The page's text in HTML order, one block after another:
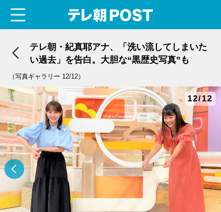
テレ朝・紀真耶アナ、「洗い流してしまいた
い過去」を告白。大胆な“黒歴史写真”も
（写真ギャラリー 12/12）
12/12